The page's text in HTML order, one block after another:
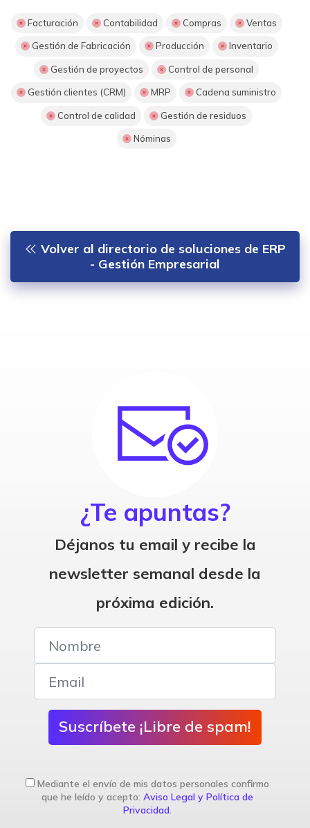
Facturación Contabilidad Compras Ventas
Gestión de Fabricación Producción Inventario
Gestión de proyectos Control de personal
Gestión clientes (CRM) MRP Cadena suministro
Control de calidad Gestión de residuos
Nóminas
Volver al directorio de soluciones de ERP
- Gestión Empresarial
¿Te apuntas?
Déjanos tu email y recibe la
newsletter semanal desde la
próxima edición.
Suscríbete ¡Libre de spam!
Mediante el envío de mis datos personales confirmo
que he leído y acepto: Aviso Legal y Política de
Privacidad.